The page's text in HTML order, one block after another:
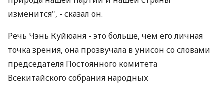
изменится", - сказал он.
Речь Чэнь Куйюаня - это больше, чем его личная
точка зрения, она прозвучала в унисон со словами
председателя Постоянного комитета
Всекитайского собрания народных